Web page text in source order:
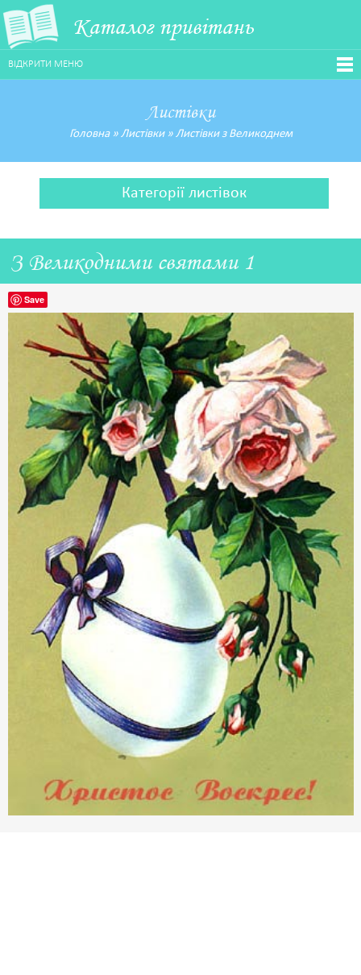
Каталог привітань
ВІДКРИТИ МЕНЮ
Листівки
Головна» Листівки» Листівки з Великоднем
Категорії листівок
З Великодними святами 1
Save